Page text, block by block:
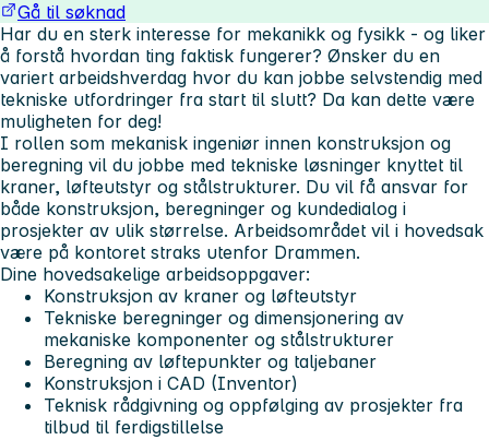
Gå til søknad
Har du en sterk interesse for mekanikk og fysikk - og liker
å forstå hvordan ting faktisk fungerer? Ønsker du en
variert arbeidshverdag hvor du kan jobbe selvstendig med
tekniske utfordringer fra start til slutt? Da kan dette være
muligheten for deg!
I rollen som mekanisk ingeniør innen konstruksjon og
beregning vil du jobbe med tekniske løsninger knyttet til
kraner, løfteutstyr og stålstrukturer. Du vil få ansvar for
både konstruksjon, beregninger og kundedialog i
prosjekter av ulik størrelse. Arbeidsområdet vil i hovedsak
være på kontoret straks utenfor Drammen.
Dine hovedsakelige arbeidsoppgaver:
Konstruksjon av kraner og løfteutstyr
Tekniske beregninger og dimensjonering av
mekaniske komponenter og stålstrukturer
Beregning av løftepunkter og taljebaner
Konstruksjon i CAD (Inventor)
Teknisk rådgivning og oppfølging av prosjekter fra
tilbud til ferdigstillelse